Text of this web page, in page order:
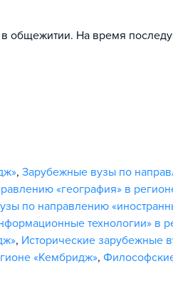
в общежитии. На время
, Зарубежные вузы по
«география» в
по направлению
технологии» в
, Исторические зарубежные
«Кембридж»,